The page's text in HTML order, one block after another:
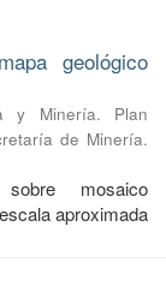
geológico
y Minería. Plan
de Minería.
mosaico
aproximada